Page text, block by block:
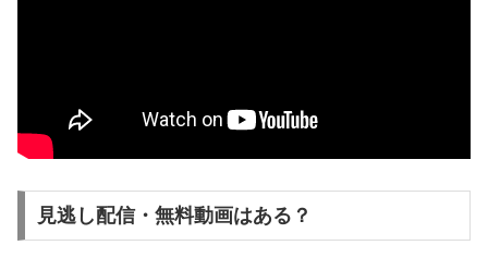
見逃し配信・無料動画はある？